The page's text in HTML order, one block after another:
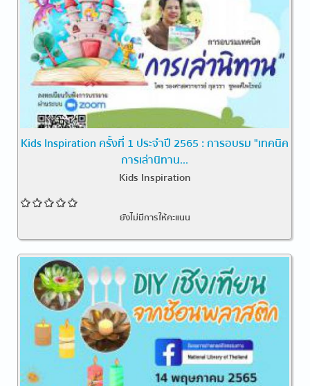
Kids Inspiration ครั้งที่ 1 ประจำปี 2565 : การอบรม "เทคนิค
การเล่านิทาน...
Kids Inspiration
ยังไม่มีการให้คะแนน